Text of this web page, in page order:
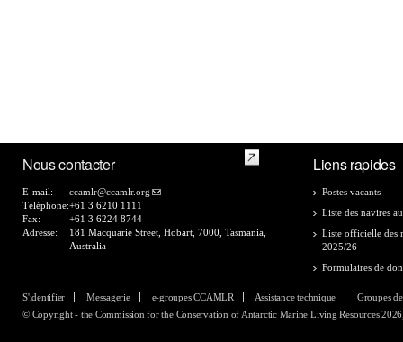
Nous contacter
E-mail:
ccamlr@ccamlr.org
Téléphone:+61 3 6210 1111
Fax:
+61 3 6224 8744
Adresse:
181 Macquarie Street, Hobart, 7000, Tasmania,
Australia
Liens rapides
Postes vacants
Liste des navires
Liste officielle des
2025/26
Formulaires de
S'identifier Messagerie e-groupes CCAMLR Assistance technique
Groupes
© Copyright - the Commission for the Conservation of Antarctic Marine Living Resources